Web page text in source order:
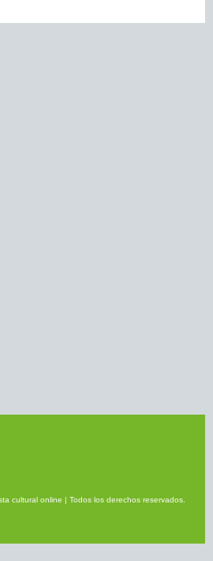
cultural online | Todos los derechos reservados.